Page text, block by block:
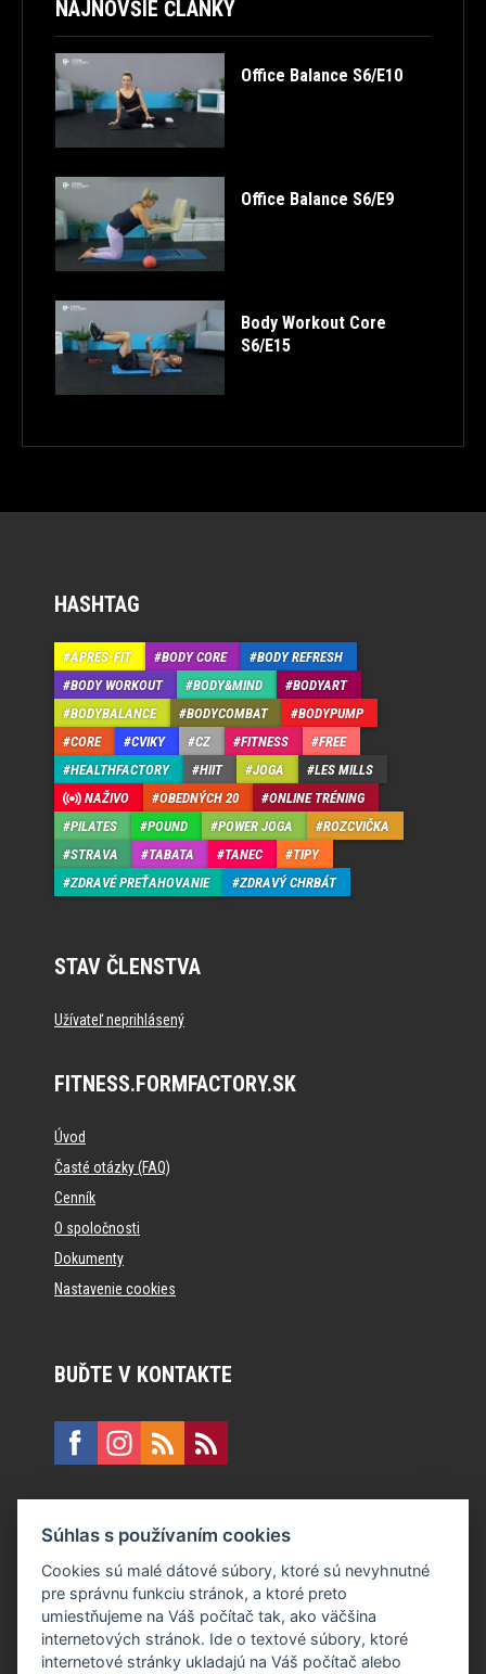
NAJNOVŠIE ČLÁNKY
Office Balance S6/E10
Office Balance S6/E9
Body Workout Core
S6/E15
HASHTAG
APRÉS-FIT BODY CORE
BODY REFRESH
BODY WORKOUT
BODY&MIND
BODYART
BODYBALANCE
BODYCOMBAT
BODYPUMP
CORE
CVIKY CZ FITNESS
FREE
HEALTHFACTORY
HIIT JOGA
LES MILLS
NAŽIVO
OBEDNÝCH 20
ONLINE TRÉNING
PILATES
POUND POWER JOGA
ROZCVIČKA
STRAVA
TABATA TANEC
TIPY
ZDRAVÉ PREŤAHOVANIE
ZDRAVÝ CHRBÁT
STAV ČLENSTVA
Užívateľ neprihlásený
FITNESS.FORMFACTORY.SK
Úvod
Časté otázky (FAQ)
Cenník
O spoločnosti
Dokumenty
Nastavenie cookies
BUĎTE V KONTAKTE
E:recepcia@formfactory.sk
Form Factory Slovakia s.r.o., Ružová dolina 480/6, 821 08
Bratislava
Súhlas s používaním cookies
Cookies sú malé dátové súbory, ktoré sú nevyhnutné
pre správnu funkciu stránok, a ktoré preto
umiestňujeme na Váš počítač tak, ako väčšina
internetových stránok. Ide o textové súbory, ktoré
internetové stránky ukladajú na Váš počítač alebo